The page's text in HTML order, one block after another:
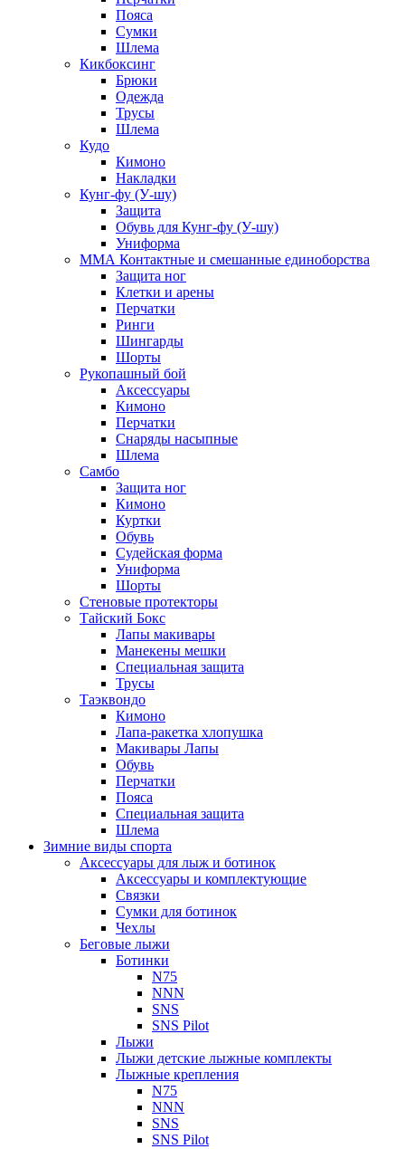
Пояса
Сумки
Шлема
Кикбоксинг
Брюки
Одежда
Трусы
Шлема
Кудо
Кимоно
Накладки
Кунг-фу (У-шу)
Защита
Обувь для Кунг-фу (У-шу)
Униформа
ММА Контактные и смешанные единоборства
Защита ног
Клетки и арены
Перчатки
Ринги
Шингарды
Шорты
Рукопашный бой
Аксессуары
Кимоно
Перчатки
Снаряды насыпные
Шлема
Самбо
Защита ног
Кимоно
Куртки
Обувь
Судейская форма
Униформа
Шорты
Стеновые протекторы
Тайский Бокс
Лапы макивары
Манекены мешки
Специальная защита
Трусы
Таэквондо
Кимоно
Лапа-ракетка хлопушка
Макивары Лапы
Обувь
Перчатки
Пояса
Специальная защита
Шлема
Зимние виды спорта
Аксессуары для лыж и ботинок
Аксессуары и комплектующие
Связки
Сумки для ботинок
Чехлы
Беговые лыжи
Ботинки
N75
NNN
SNS
SNS Pilot
Лыжи
Лыжи детские лыжные комплекты
Лыжные крепления
N75
NNN
SNS
SNS Pilot